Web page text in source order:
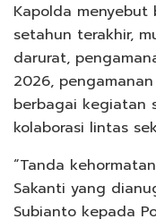
Kapolda menyebut
setahun terakhir,
darurat,
2026,
berbagai kegiatan
kolaborasi lintas
“Tanda
Sakanti yang
Subianto kepada